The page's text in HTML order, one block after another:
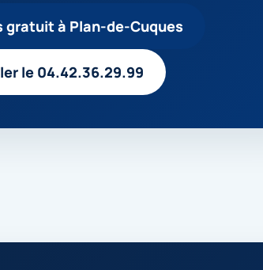
gratuit à Plan-de-Cuques
le 04.42.36.29.99